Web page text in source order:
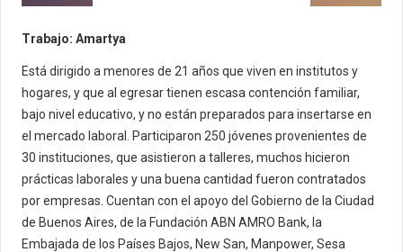
Trabajo: Amartya
Está dirigido a menores de 21 años que viven en institutos y
hogares, y que al egresar tienen escasa contención familiar,
bajo nivel educativo, y no están preparados para insertarse en
el mercado laboral. Participaron 250 jóvenes provenientes de
30 instituciones, que asistieron a talleres, muchos hicieron
prácticas laborales y una buena cantidad fueron contratados
por empresas. Cuentan con el apoyo del Gobierno de la Ciudad
de Buenos Aires, de la Fundación ABN AMRO Bank, la
Embajada de los Países Bajos, New San, Manpower, Sesa